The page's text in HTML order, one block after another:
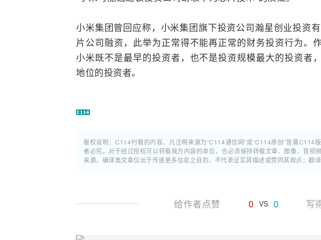
小米集团曾回应称，小米集团旗下投资公司瀚星创业投资
片公司融资，此举为正常得不能再正常的财务投资行为。
小米既不是最早的投资者，也不是投资规模最大的投资者
地位的投资者。
版权说明：C114刊载的内容，凡注明来源为“C114通信网”或“C114原创”皆属C114
者必究。对于经过授权可以转载我方内容的单位，也必须保持转载文章、图像、音视
来源。编译类文章仅出于传递更多信息之目的，不代表证实其描述或赞同其观点；翻
给作者点赞 0 VS 0 写